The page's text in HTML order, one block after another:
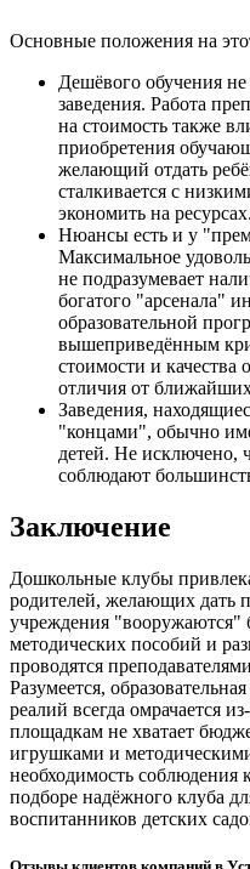
Основные положения на
Дешёвого обучения
заведения. Работа
на стоимость также
приобретения
желающий отдать
сталкивается с
экономить на ресурсах.
Нюансы есть и у
Максимальное
не подразумевает
богатого "арсенала"
образовательной
вышеприведённым
стоимости и качества
отличия от
Заведения,
"концами", обычно
детей. Не исключено,
соблюдают
Заключение
Дошкольные клубы
родителей, желающих дать
учреждения "вооружаются"
методических пособий и
проводятся
Разумеется,
реалий всегда омрачается
площадкам не хватает
игрушками и
необходимость соблюдения
подборе надёжного клуба
воспитанников детских